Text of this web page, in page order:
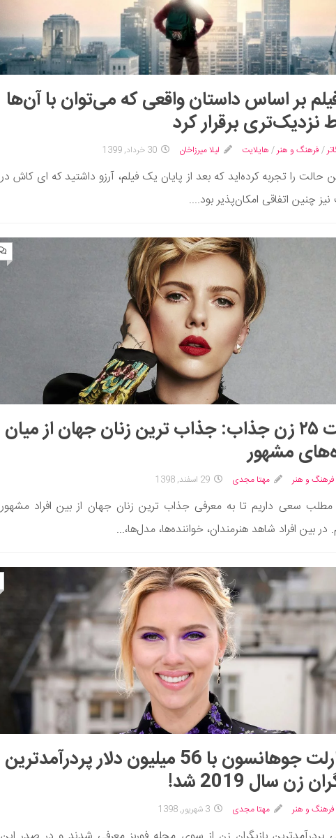
فیلم‌ بر اساس داستان واقعی که می‌توان با آن‌ها
نزدیک‌تری برقرار کرد
/ فرهنگ و هنر/ هایلایت لیلا میرزاخان 30 خرداد, 1399
حالت را تجربه کرده‌اید که بعد از پایان یک فیلم، آرزو داشتید که ای کاش در
چنین اتفاقی امکان‌پذیر بود....
لیست ۲۵ زن جذاب: جذاب ترین زنان جهان از میان
مشهور
فرهنگ و هنر مهتا مجدی 29 اسفند, 1398
مطلب سعی داریم تا به معرفی جذاب ترین زنان جهان از بین افراد مشهور
در بین افراد شاهد هنرمندان، خواننده‌ها، مدل‌ها،...
اسکارلت جوهانسون با 56 میلیون دلار پردرآمدترین
زن سال 2019 شد!
فرهنگ و هنر مهتا مجدی 3 شهریور, 1398